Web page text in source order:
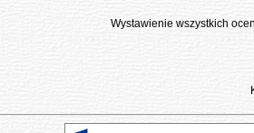
Wystawienie wszystkich